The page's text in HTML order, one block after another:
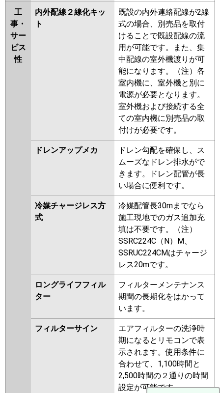
工
事・
サー
ビス
性
内外配線２線化キッ
ト
既設の内外連絡配線が2線
式の場合、別売品を取付
けることで既設配線の流
用が可能です。また、集
中配線の室外機渡りが可
能になります。（注）各
室内機に、室外機と別に
電源が必要となります。
室外機および接続する全
ての室内機に別売品の取
付けが必要です。
ドレンアップメカ
ドレン勾配を確保し、ス
ムーズなドレン排水がで
きます。ドレン配管が長
い場合に便利です。
冷媒チャージレス方
式
冷媒配管長30mまでなら
施工現地でのガス追加充
填は不要です。（注）
SSRC224C（N）M、
SSRUC224CMはチャージ
レス20mです。
ロングライフフィル
ター
フィルターメンテナンス
期間の長期化をはかって
います。
フィルターサイン
エアフィルターの洗浄時
期になるとリモコンで表
示されます。使用条件に
合わせて、1,100時間と
2,500時間の２通りの時間
設定が可能です。